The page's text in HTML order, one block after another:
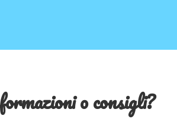
o consigli?